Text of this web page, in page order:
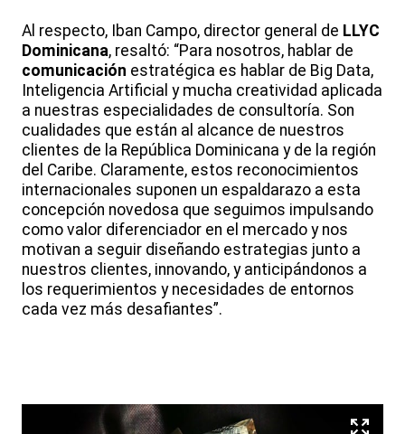
Al respecto, Iban Campo, director general de LLYC
Dominicana, resaltó: “Para nosotros, hablar de
comunicación estratégica es hablar de Big Data,
Inteligencia Artificial y mucha creatividad aplicada
a nuestras especialidades de consultoría. Son
cualidades que están al alcance de nuestros
clientes de la República Dominicana y de la región
del Caribe. Claramente, estos reconocimientos
internacionales suponen un espaldarazo a esta
concepción novedosa que seguimos impulsando
como valor diferenciador en el mercado y nos
motivan a seguir diseñando estrategias junto a
nuestros clientes, innovando, y anticipándonos a
los requerimientos y necesidades de entornos
cada vez más desafiantes”.